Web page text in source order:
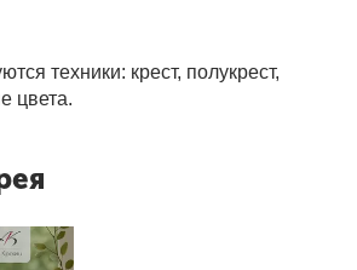
техники: крест, полукрест,
цвета.